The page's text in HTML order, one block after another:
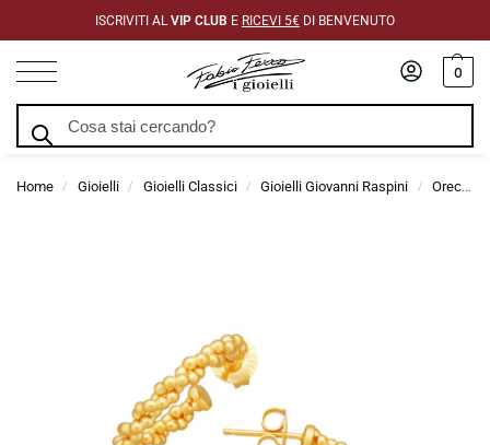
ISCRIVITI AL VIP CLUB E RICEVI 5€ DI BENVENUTO
0
Home / Gioielli / Gioielli Classici / Gioielli Giovanni Raspini / Orecchini Giovanni Raspini